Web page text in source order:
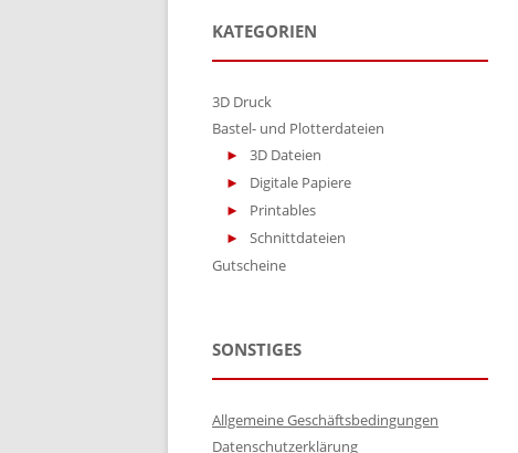
KATEGORIEN
3D Druck
Bastel- und Plotterdateien
3D Dateien
Digitale Papiere
Printables
Schnittdateien
Gutscheine
SONSTIGES
Allgemeine Geschäftsbedingungen
Datenschutzerklärung